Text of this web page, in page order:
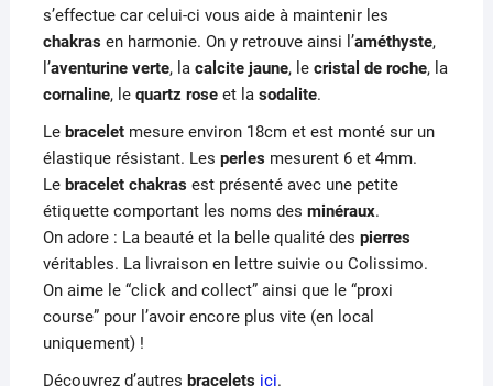
s’effectue car celui-ci vous aide à maintenir les
chakrasen harmonie. On y retrouve ainsi l’améthyste,
l’aventurine verte, la calcite jaune, le cristal de roche, la
cornaline, le quartz roseet la sodalite.
Le bracelet mesure environ 18cm et est monté sur un
élastique résistant. Les perlesmesurent 6 et 4mm.
Lebracelet chakras est présenté avec une petite
étiquette comportant les noms des minéraux.
On adore : La beauté et la belle qualité des pierres
véritables. La livraison en lettre suivie ou Colissimo.
On aime le “click and collect” ainsi que le “proxi
course” pour l’avoir encore plus vite (en local
uniquement) !
Découvrez d’autres bracelets ici.